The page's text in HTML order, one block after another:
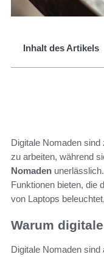
Inhalt des Artikels
Digitale Nomaden
zu arbeiten, während
Nomaden
Funktionen bieten, die
von Laptops
Warum
Digitale Nomaden